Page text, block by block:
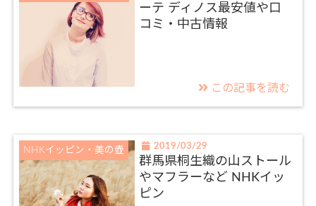
ーテ ディノス最安値や口
コミ・中古情報
この記事を読む
NHKイッピン・美の壺 2019/03/29
群馬県桐生織の山ストール
やマフラーなど NHKイッ
ピン